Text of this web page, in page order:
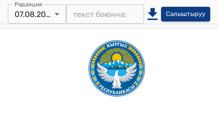
Редакция
07.08.2025 Салыштыруу